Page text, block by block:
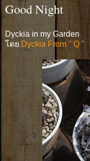
Good Night
Dyckia in my Garden
โดย Dyckia From " Q "